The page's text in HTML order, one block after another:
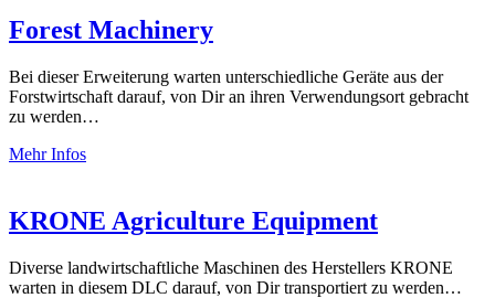
Forest Machinery
Bei dieser Erweiterung warten unterschiedliche Geräte aus der
Forstwirtschaft darauf, von Dir an ihren Verwendungsort gebracht
zu werden…
Mehr Infos
KRONE Agriculture Equipment
Diverse landwirtschaftliche Maschinen des Herstellers KRONE
warten in diesem DLC darauf, von Dir transportiert zu werden…